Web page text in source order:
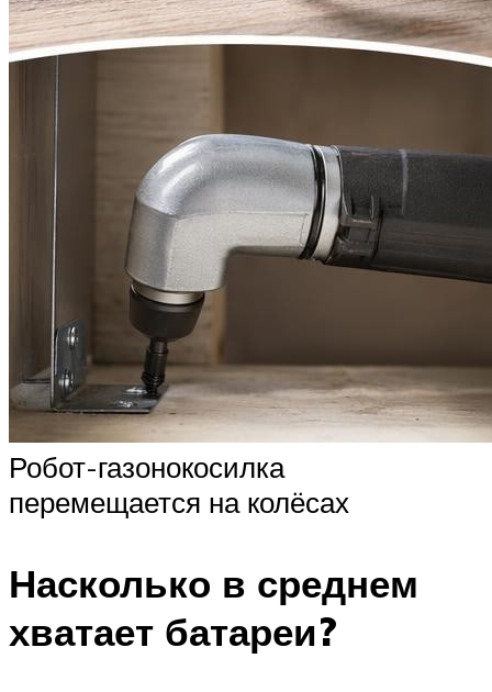
Робот-газонокосилка
перемещается на колёсах
Насколько в среднем
хватает батареи?